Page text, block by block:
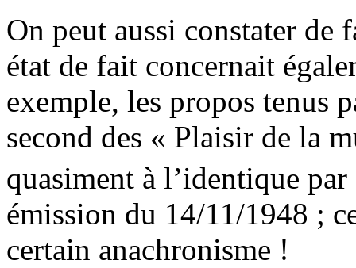
On peut aussi constater de
état de fait concernait
exemple, les propos tenus
second des « Plaisir de la
quasiment à l’identique
émission du 14/11/1948 ;
certain anachronisme !